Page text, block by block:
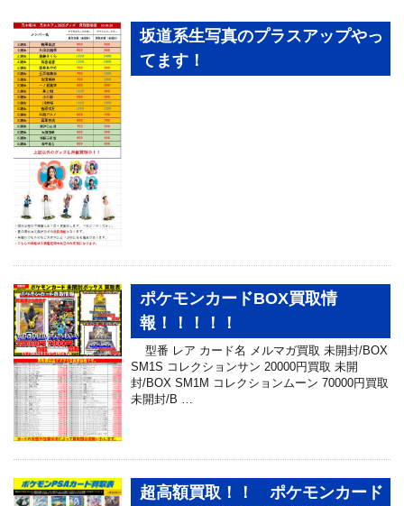
坂道系生写真のプラスアップやっ
てます！
ポケモンカードBOX買取情
報！！！！！
型番 レア カード名 メルマガ買取 未開封/BOX
SM1S コレクションサン 20000円買取 未開
封/BOX SM1M コレクションムーン 70000円買取
未開封/B …
超高額買取！！ ポケモンカード